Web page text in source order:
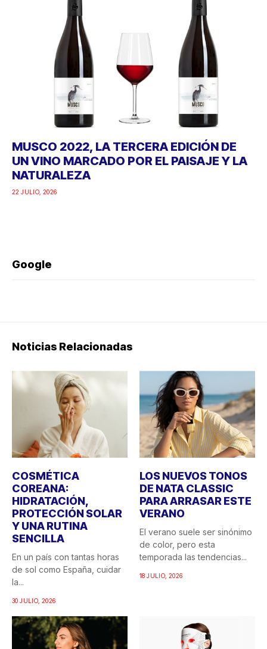
MUSCO 2022, LA TERCERA EDICIÓN DE
UN VINO MARCADO POR EL PAISAJE Y LA
NATURALEZA
22 JULIO, 2026
Google
Noticias Relacionadas
COSMÉTICA
COREANA:
HIDRATACIÓN,
PROTECCIÓN SOLAR
Y UNA RUTINA
SENCILLA
En un país con tantas horas
de sol como España, cuidar
la...
30 JULIO, 2026
LOS NUEVOS TONOS
DE NATA CLASSIC
PARA ARRASAR ESTE
VERANO
El verano suele ser sinónimo
de color, pero esta
temporada las tendencias...
18 JULIO, 2026